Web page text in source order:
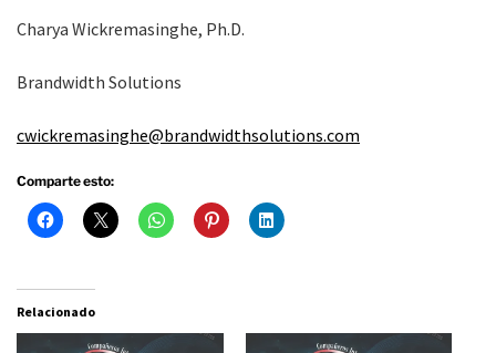
Charya Wickremasinghe, Ph.D.
Brandwidth Solutions
cwickremasinghe@brandwidthsolutions.com
Comparte esto:
Relacionado